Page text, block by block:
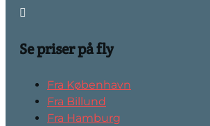

Se priser på fly
Fra København
Fra Billund
Fra Hamburg